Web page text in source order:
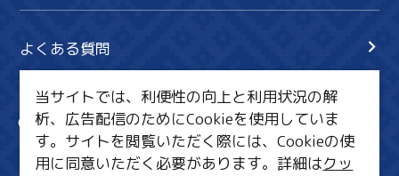
よくある質問
サイト内検索
共有
行きたいリスト
当サイトでは、利便性の向上と利用状況の解
析、広告配信のためにCookieを使用していま
す。サイトを閲覧いただく際には、Cookieの使
用に同意いただく必要があります。詳細はクッ